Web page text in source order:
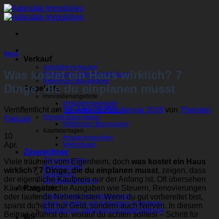
Zum
Inhalt
Verkauf
Immobilie verkaufen
Referenzen Mehrfamilienhäuser
Referenzen Baugruppen
Angebote
Immobilienangebote
Immobilienangebote
Suchauftrag für Käufer
Projekte Baugruppen
Referenzen Baugruppen
Kapitalanlagen
Anlage-Immobilien
Mietshäuser
Zinsrechner
Tilgungsrechner
Budgetrechner
Zinsrechner
Der Einkaufsrechner
Ratgeber
7 Fehler beim Immobilienverkauf
Erben, Vererben und Königsweg Schenkung
Renovierung, Sanierung und Modernisierung
Wir
News
Was kostet ein Haus wirklich? 7
Dinge, die du einplanen musst
Veröffentlicht am10. April 20258. Januar 2026 von Thorsten
Frenzel
10
Apr.
Viele träumen vom Eigenheim, doch was kostet ein Haus
wirklich? 7 Dinge, die du einplanen musst, zeigen, dass
der eigentliche Kaufpreis nur der Anfang ist. Oft übersehen
Käufer zusätzliche Ausgaben wie Steuern, Renovierungen
oder laufende Nebenkosten. Wenn du gut vorbereitet bist,
sparst du nicht nur Geld, sondern auch Nerven. In diesem
Beitrag erfährst du, worauf du achten solltest – Schritt für